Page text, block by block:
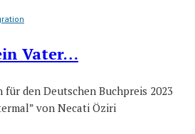
Vater…
für den Deutschen Buchpreis 2023
von Necati Öziri